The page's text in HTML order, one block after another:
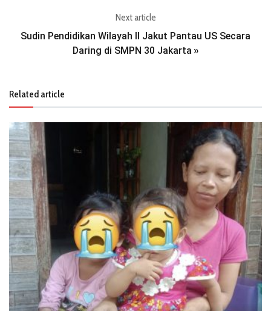
Next article
Sudin Pendidikan Wilayah II Jakut Pantau US Secara
Daring di SMPN 30 Jakarta »
Related article